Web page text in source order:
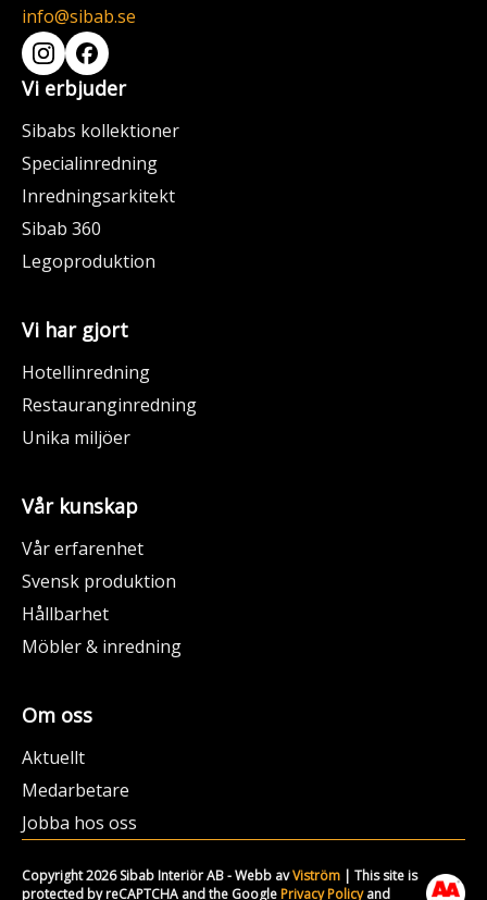
info@sibab.se
Vi erbjuder
Sibabs kollektioner
Specialinredning
Inredningsarkitekt
Sibab 360
Legoproduktion
Vi har gjort
Hotellinredning
Restauranginredning
Unika miljöer
Vår kunskap
Vår erfarenhet
Svensk produktion
Hållbarhet
Möbler & inredning
Om oss
Aktuellt
Medarbetare
Jobba hos oss
Copyright 2026 Sibab Interiör AB - Webb avViström | This site is
protected by reCAPTCHA and the Google Privacy Policyand